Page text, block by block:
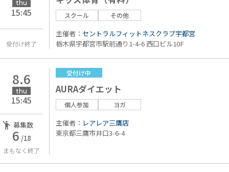
thu
15:45
受付け終了
スクール その他
主催者： セントラルフィットネスクラブ宇都宮
栃木県宇都宮市駅前通り1-4-6 西口ビル10F
8.6
thu
15:45
募集数
6 /18
まもなく終了
受付け中
AURAダイエット
個人参加 ヨガ
主催者： レアレア三鷹店
東京都三鷹市井口3-6-4